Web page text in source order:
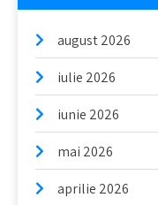
august 2026
iulie 2026
iunie 2026
mai 2026
aprilie 2026